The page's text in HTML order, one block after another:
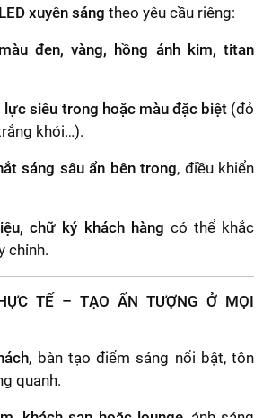
xuyên sáng theo yêu cầu riêng:
đen, vàng, hồng ánh kim, titan
siêu trong hoặc màu đặc biệt(đỏ
khói…).
sáng sâu ẩn bên trong, điều khiển
chữ ký khách hàng có thể khắc
chỉnh.
TẾ – TẠO ẤN TƯỢNG Ở MỌI
, bàn tạo điểm sáng nổi bật, tôn
quanh.